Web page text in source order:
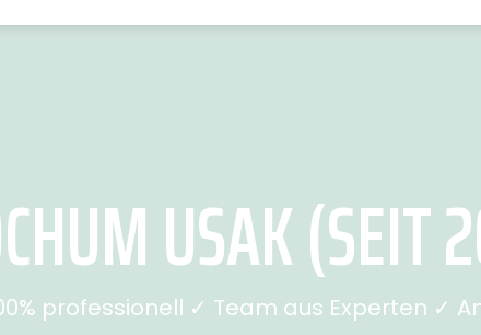
USAK (SEIT
professionell ✓ Team aus Experten ✓